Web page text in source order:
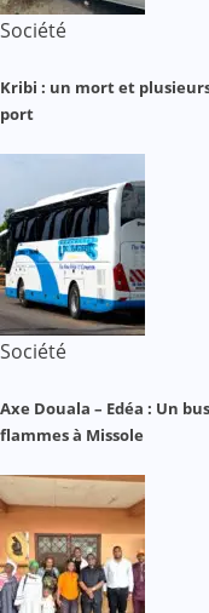
Société
Kribi : un mort et
port
Société
Axe Douala – Edéa : Un
flammes à Missole